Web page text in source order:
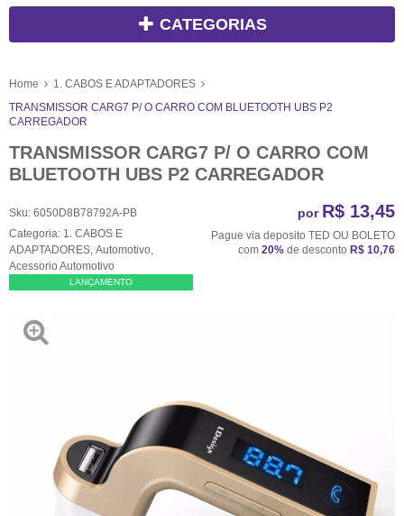
CATEGORIAS
Home
1. CABOS E ADAPTADORES
TRANSMISSOR CARG7 P/ O CARRO COM BLUETOOTH UBS P2
CARREGADOR
TRANSMISSOR CARG7 P/ O CARRO COM
BLUETOOTH UBS P2 CARREGADOR
Sku: 6050D8B78792A-PB
Categoria: 1. CABOS E
ADAPTADORES Automotivo
Acessorio Automotivo
LANÇAMENTO
por R$ 13,45
Pague via deposito TED OU BOLETO
com 20% de desconto R$ 10,76